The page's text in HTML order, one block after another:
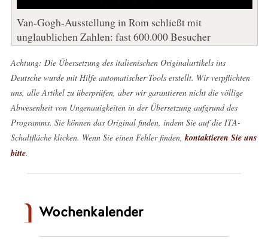
Van-Gogh-Ausstellung in Rom schließt mit
unglaublichen Zahlen: fast 600.000 Besucher
Achtung: Die Übersetzung des italienischen Originalartikels ins
Deutsche wurde mit Hilfe automatischer Tools erstellt. Wir verpflichten
uns, alle Artikel zu überprüfen, aber wir garantieren nicht die völlige
Abwesenheit von Ungenauigkeiten in der Übersetzung aufgrund des
Programms. Sie können das Original finden, indem Sie auf die ITA-
Schaltfläche klicken. Wenn Sie einen Fehler finden, kontaktieren Sie uns
bitte.
Wochenkalender